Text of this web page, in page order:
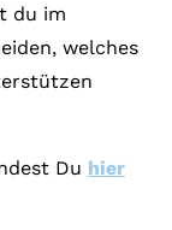
du im
welches
Du hier